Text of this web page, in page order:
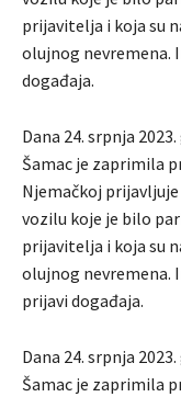
prijavitelja i koja su
olujnog nevremena.
događaja.
Dana 24. srpnja
Šamac je zaprimila
Njemačkoj
vozilu koje je bilo
prijavitelja i koja su
olujnog nevremena.
prijavi događaja.
Dana 24. srpnja
Šamac je zaprimila